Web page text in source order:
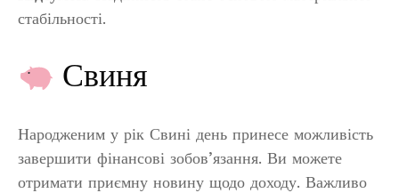
стабільності.
Свиня
Народженим у рік Свині день принесе можливість
завершити фінансові зобов’язання. Ви можете
отримати приємну новину щодо доходу. Важливо